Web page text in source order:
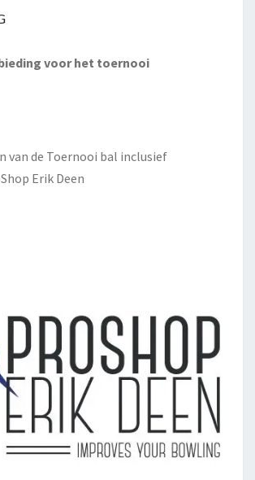
voor het toernooi
van de Toernooi bal inclusief
Erik Deen